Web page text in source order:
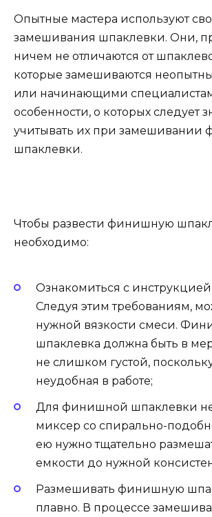
Опытные мастера используют
замешивания шпаклевки. Они,
ничем не отличаются от
которые замешиваются
или начинающими
особенности, о которых следует
учитывать их при замешивании
шпаклевки.
Чтобы развести финишную
необходимо:
Ознакомиться с инструкцией
Следуя этим требованиям,
нужной вязкости смеси.
шпаклевка должна быть в
не слишком густой,
неудобная в работе;
Для финишной шпаклевки
миксер со спирально-
ею нужно тщательно
емкости до нужной
Размешивать финишную
плавно. В процессе